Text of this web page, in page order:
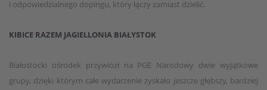
i odpowiedzialnego dopingu, który łączy zamiast dzielić.
KIBICE RAZEM JAGIELLONIA BIAŁYSTOK
Białostocki ośrodek przywiózł na PGE Narodowy dwie wyjątkowe
grupy, dzięki którym całe wydarzenie zyskało jeszcze głębszy, bardziej